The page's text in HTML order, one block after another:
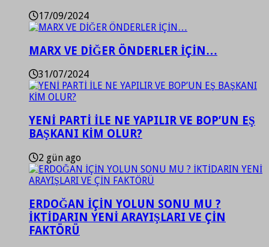
17/09/2024
MARX VE DİĞER ÖNDERLER İÇİN…
31/07/2024
YENİ PARTİ İLE NE YAPILIR VE BOP’UN EŞ
BAŞKANI KİM OLUR?
2 gün ago
ERDOĞAN İÇİN YOLUN SONU MU ?
İKTİDARIN YENİ ARAYIŞLARI VE ÇİN
FAKTÖRÜ